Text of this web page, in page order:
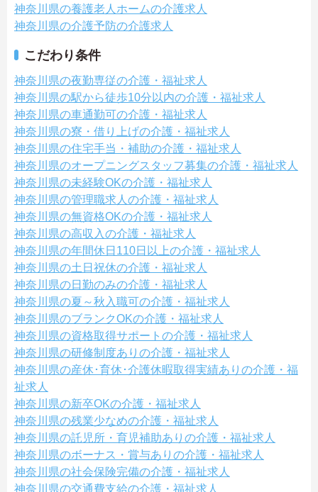
神奈川県の養護老人ホームの介護求人
神奈川県の介護予防の介護求人
こだわり条件
神奈川県の夜勤専従の介護・福祉求人
神奈川県の駅から徒歩10分以内の介護・福祉求人
神奈川県の車通勤可の介護・福祉求人
神奈川県の寮・借り上げの介護・福祉求人
神奈川県の住宅手当・補助の介護・福祉求人
神奈川県のオープニングスタッフ募集の介護・福祉求人
神奈川県の未経験OKの介護・福祉求人
神奈川県の管理職求人の介護・福祉求人
神奈川県の無資格OKの介護・福祉求人
神奈川県の高収入の介護・福祉求人
神奈川県の年間休日110日以上の介護・福祉求人
神奈川県の土日祝休の介護・福祉求人
神奈川県の日勤のみの介護・福祉求人
神奈川県の夏～秋入職可の介護・福祉求人
神奈川県のブランクOKの介護・福祉求人
神奈川県の資格取得サポートの介護・福祉求人
神奈川県の研修制度ありの介護・福祉求人
神奈川県の産休･育休･介護休暇取得実績ありの介護・福
祉求人
神奈川県の新卒OKの介護・福祉求人
神奈川県の残業少なめの介護・福祉求人
神奈川県の託児所・育児補助ありの介護・福祉求人
神奈川県のボーナス・賞与ありの介護・福祉求人
神奈川県の社会保険完備の介護・福祉求人
神奈川県の交通費支給の介護・福祉求人